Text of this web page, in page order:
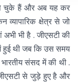
चुके हैं और अब यह कर
व्यापारिक क्षेत्र से जो
भी है . जीएसटी की
हुई थी जब कि उस समय
भारतीय संसद में की थी .
से जुड़े हुए है और